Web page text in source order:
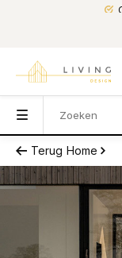
Terug Home